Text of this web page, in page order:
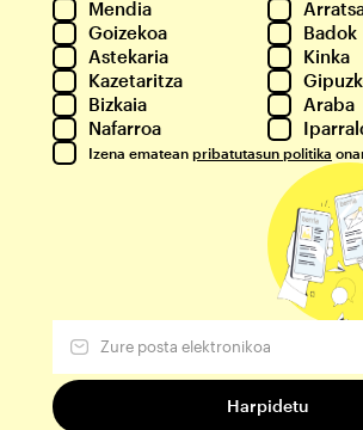
Mendia
Goizekoa
Badok
Astekaria
Kinka
Kazetaritza
Bizkaia
Araba
Nafarroa
Izena ematean pribatutasun politika